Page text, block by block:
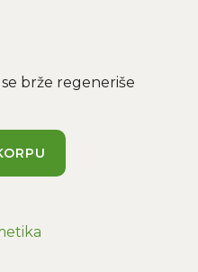
brže regeneriše